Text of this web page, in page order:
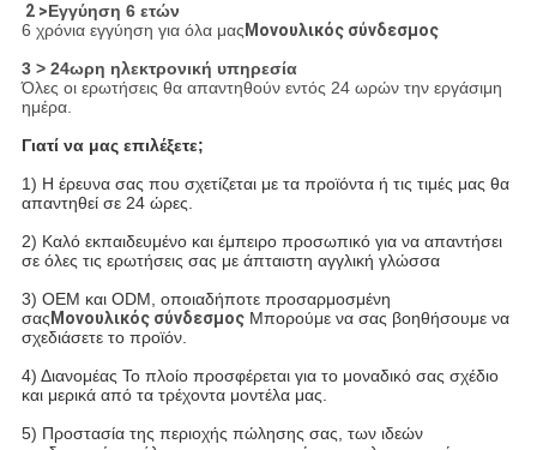
2 >Εγγύηση 6 ετών
6 χρόνια εγγύηση για όλα μας Μονουλικός σύνδεσμος
3 > 24ωρη ηλεκτρονική υπηρεσία
Όλες οι ερωτήσεις θα απαντηθούν εντός 24 ωρών την εργάσιμη
ημέρα.
Γιατί να μας επιλέξετε;
1) Η έρευνα σας που σχετίζεται με τα προϊόντα ή τις τιμές μας θα
απαντηθεί σε 24 ώρες.
2) Καλό εκπαιδευμένο και έμπειρο προσωπικό για να απαντήσει
σε όλες τις ερωτήσεις σας με άπταιστη αγγλική γλώσσα
3) OEM και ODM, οποιαδήποτε προσαρμοσμένη
σας Μονουλικός σύνδεσμος Μπορούμε να σας βοηθήσουμε να
σχεδιάσετε το προϊόν.
4) Διανομέας Το πλοίο προσφέρεται για το μοναδικό σας σχέδιο
και μερικά από τα τρέχοντα μοντέλα μας.
5) Προστασία της περιοχής πώλησης σας, των ιδεών